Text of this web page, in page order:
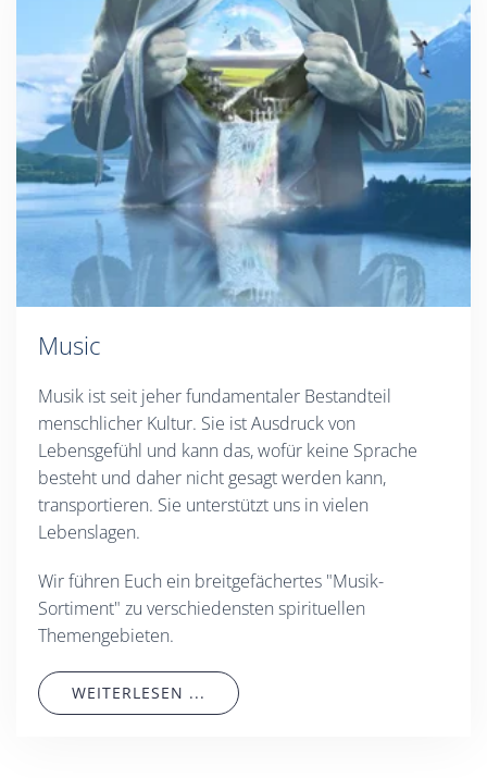
Music
Musik ist seit jeher fundamentaler Bestandteil
menschlicher Kultur. Sie ist Ausdruck von
Lebensgefühl und kann das, wofür keine Sprache
besteht und daher nicht gesagt werden kann,
transportieren. Sie unterstützt uns in vielen
Lebenslagen.
Wir führen Euch ein breitgefächertes "Musik-
Sortiment" zu verschiedensten spirituellen
Themengebieten.
WEITERLESEN ...